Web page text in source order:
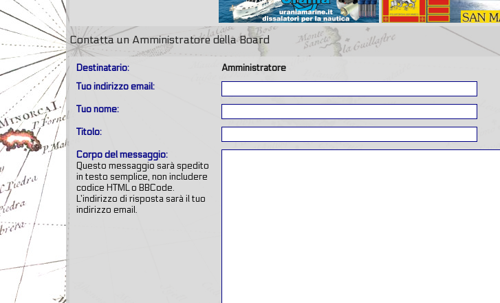
Contatta un Amministratore della Board
Destinatario:
Amministratore
Tuo indirizzo email:
Tuo nome:
Titolo:
Corpo del messaggio:
Questo messaggio sarà spedito
in testo semplice, non includere
codice HTML o BBCode.
L’indirizzo di risposta sarà il tuo
indirizzo email.